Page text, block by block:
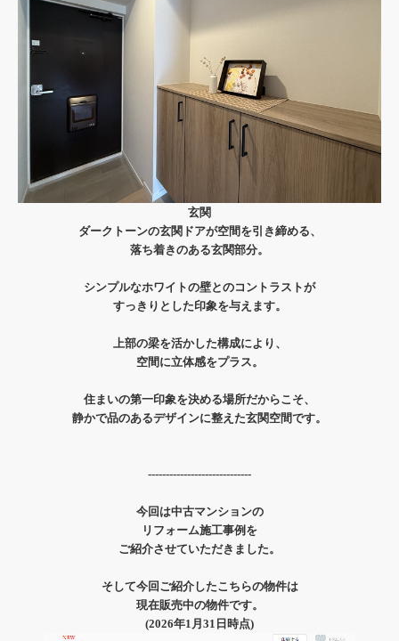
玄関
ダークトーンの玄関ドアが空間を引き締める、
落ち着きのある玄関部分。
シンプルなホワイトの壁とのコントラストが
すっきりとした印象を与えます。
上部の梁を活かした構成により、
空間に立体感をプラス。
住まいの第一印象を決める場所だからこそ、
静かで品のあるデザインに整えた玄関空間です。
-----------------------------
今回は中古マンションの
リフォーム施工事例を
ご紹介させていただきました。
そして今回ご紹介したこちらの物件は
現在販売中の物件です。
(2026年1月31日時点)